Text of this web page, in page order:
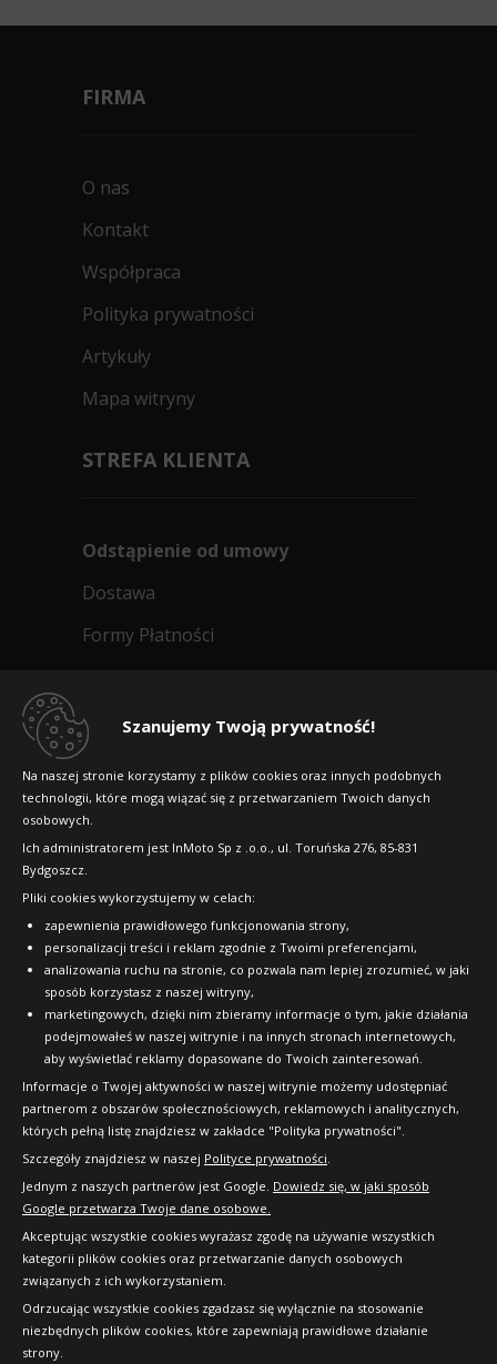
Szanujemy Twoją prywatność!
Na naszej stronie korzystamy z plików cookies oraz innych podobnych
technologii, które mogą wiązać się z przetwarzaniem Twoich danych
osobowych.
Ich administratorem jest InMoto Sp z .o.o., ul. Toruńska 276, 85-831
Bydgoszcz.
Pliki cookies wykorzystujemy w celach:
zapewnienia prawidłowego funkcjonowania strony,
personalizacji treści i reklam zgodnie z Twoimi preferencjami,
analizowania ruchu na stronie, co pozwala nam lepiej zrozumieć, w jaki
sposób korzystasz z naszej witryny,
marketingowych, dzięki nim zbieramy informacje o tym, jakie działania
podejmowałeś w naszej witrynie i na innych stronach internetowych,
aby wyświetlać reklamy dopasowane do Twoich zainteresowań.
Informacje o Twojej aktywności w naszej witrynie możemy udostępniać
partnerom z obszarów społecznościowych, reklamowych i analitycznych,
których pełną listę znajdziesz w zakładce "Polityka prywatności".
Szczegóły znajdziesz w naszej Polityce prywatności.
Jednym z naszych partnerów jest Google. Dowiedz się, w jaki sposób
Google przetwarza Twoje dane osobowe.
Akceptując wszystkie cookies wyrażasz zgodę na używanie wszystkich
kategorii plików cookies oraz przetwarzanie danych osobowych
związanych z ich wykorzystaniem.
Odrzucając wszystkie cookies zgadzasz się wyłącznie na stosowanie
niezbędnych plików cookies, które zapewniają prawidłowe działanie
strony.
FIRMA
O nas
Kontakt
Współpraca
Polityka prywatności
Artykuły
Mapa witryny
STREFA KLIENTA
Odstąpienie od umowy
Dostawa
Formy Płatności
Dlaczego warto kupić w 24opony.pl
Raty
FAQ
OFICJALNY PARTNER